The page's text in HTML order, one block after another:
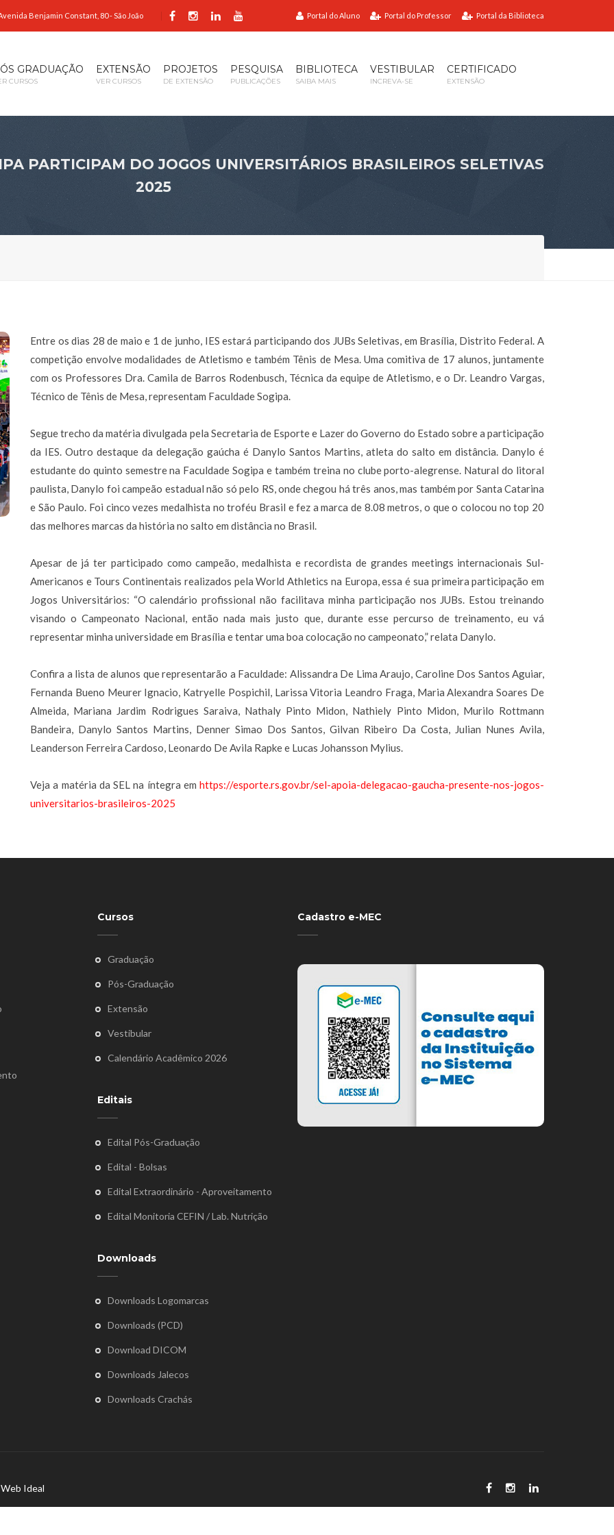
Benjamin Constant, 80 - São João Portal do Aluno Portal do Professor Portal da Biblioteca
GRADUAÇÃO
CURSOS
EXTENSÃO
VER CURSOS
PROJETOS
DE EXTENSÃO
PESQUISA
PUBLICAÇÕES
BIBLIOTECA
SAIBA MAIS
VESTIBULAR
INCREVA-SE
CERTIFICADO
EXTENSÃO
PARTICIPAM DO JOGOS UNIVERSITÁRIOS BRASILEIROS SELETIVAS
2025
Entre os dias 28 de maio e 1 de junho, IES estará participando dos JUBs Seletivas, em Brasília, Distrito Federal. A
competição envolve modalidades de Atletismo e também Tênis de Mesa. Uma comitiva de 17 alunos, juntamente
com os Professores Dra. Camila de Barros Rodenbusch, Técnica da equipe de Atletismo, e o Dr. Leandro Vargas,
Técnico de Tênis de Mesa, representam Faculdade Sogipa.
Segue trecho da matéria divulgada pela Secretaria de Esporte e Lazer do Governo do Estado sobre a participação
da IES. Outro destaque da delegação gaúcha é Danylo Santos Martins, atleta do salto em distância. Danylo é
estudante do quinto semestre na Faculdade Sogipa e também treina no clube porto-alegrense. Natural do litoral
paulista, Danylo foi campeão estadual não só pelo RS, onde chegou há três anos, mas também por Santa Catarina
e São Paulo. Foi cinco vezes medalhista no troféu Brasil e fez a marca de 8.08 metros, o que o colocou no top 20
das melhores marcas da história no salto em distância no Brasil.
Apesar de já ter participado como campeão, medalhista e recordista de grandes meetings internacionais Sul-
Americanos e Tours Continentais realizados pela World Athletics na Europa, essa é sua primeira participação em
Jogos Universitários: “O calendário profissional não facilitava minha participação nos JUBs. Estou treinando
visando o Campeonato Nacional, então nada mais justo que, durante esse percurso de treinamento, eu vá
representar minha universidade em Brasília e tentar uma boa colocação no campeonato,” relata Danylo.
Confira a lista de alunos que representarão a Faculdade: Alissandra De Lima Araujo, Caroline Dos Santos Aguiar,
Fernanda Bueno Meurer Ignacio, Katryelle Pospichil, Larissa Vitoria Leandro Fraga, Maria Alexandra Soares De
Almeida, Mariana Jardim Rodrigues Saraiva, Nathaly Pinto Midon, Nathiely Pinto Midon, Murilo Rottmann
Bandeira, Danylo Santos Martins, Denner Simao Dos Santos, Gilvan Ribeiro Da Costa, Julian Nunes Avila,
Leanderson Ferreira Cardoso, Leonardo De Avila Rapke e Lucas Johansson Mylius.
Veja a matéria da SEL na íntegra em https://esporte.rs.gov.br/sel-apoia-delegacao-gaucha-presente-nos-jogos-
universitarios-brasileiros-2025
Cursos
Graduação
Pós-Graduação
Extensão
Vestibular
Calendário Acadêmico 2026
Editais
Edital Pós-Graduação
Edital - Bolsas
Edital Extraordinário - Aproveitamento
Edital Monitoria CEFIN / Lab. Nutrição
Downloads
Downloads Logomarcas
Downloads (PCD)
Download DICOM
Downloads Jalecos
Downloads Crachás
Cadastro e-MEC
Web Ideal